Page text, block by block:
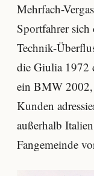
Mehrfach-
Sportfahrer sich
Technik-
die Giulia 1972
ein BMW
Kunden
außerhalb
Fangemeinde